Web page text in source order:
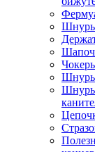
Шнуры